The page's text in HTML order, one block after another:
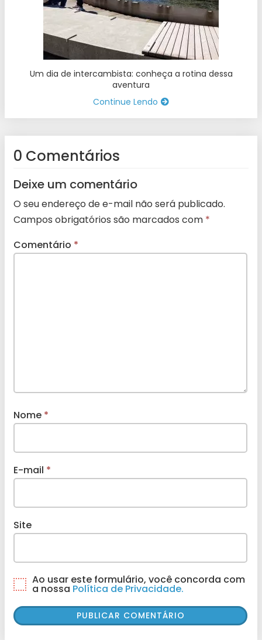
Um dia de intercambista: conheça a rotina dessa
aventura
Continue Lendo
0 Comentários
Deixe um comentário
O seu endereço de e-mail não será publicado.
Campos obrigatórios são marcados com *
Comentário *
Nome *
E-mail *
Site
Ao usar este formulário, você concorda com
a nossa Política de Privacidade.